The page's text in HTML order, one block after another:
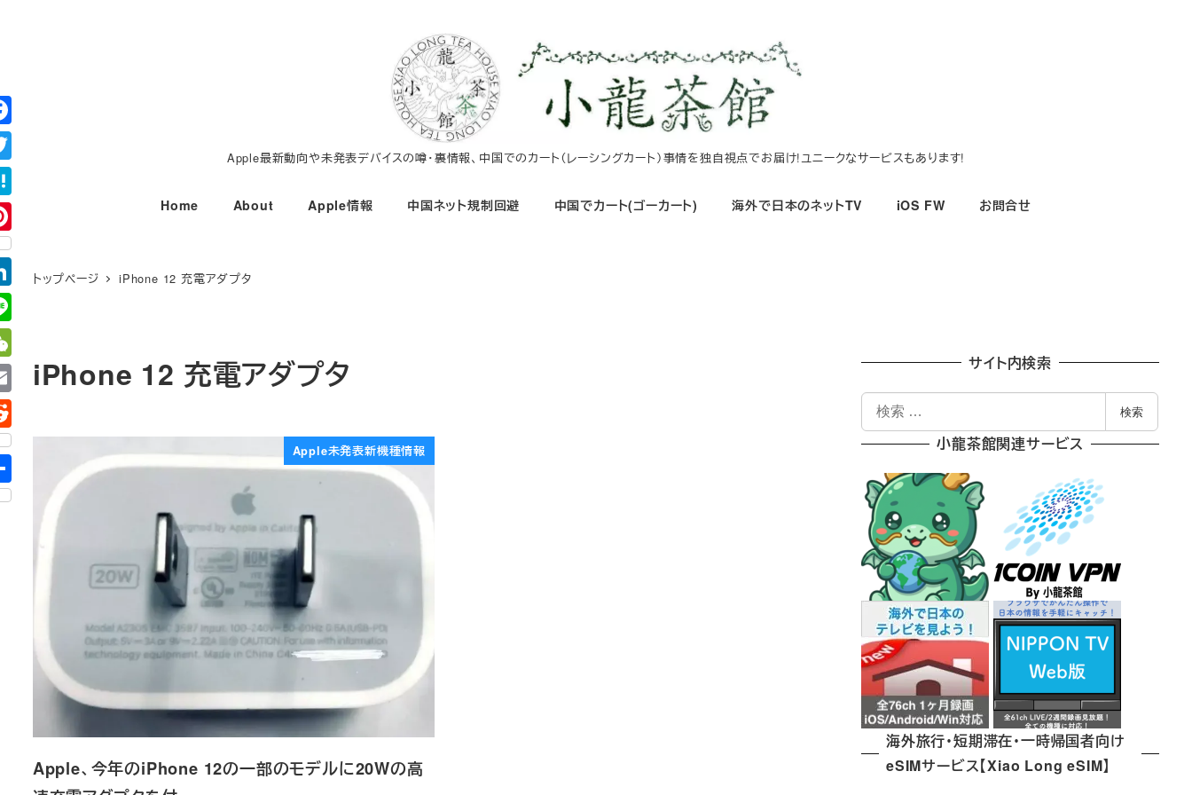
コ
ン
テ
ン
ツ
へ
移
動
Apple最新動向や未発表デバイスの噂・裏情報、中国でのカート（レーシングカート）事情を独自視点でお届け!ユニークなサービスもあります!
Home About Apple情報 中国ネット規制回避 中国でカート(ゴーカート) 海外で日本のネットTV iOS FW お問合せ
トップページ iPhone 12 充電アダプタ
iPhone 12 充電アダプタ
Apple未発表新機種情報
Apple、今年のiPhone 12の一部のモデルに20Wの高
サイト内検索
索
検索
小龍茶館関連サービス
海外旅行・短期滞在・一時帰国者向け
eSIMサービス【Xiao Long eSIM】